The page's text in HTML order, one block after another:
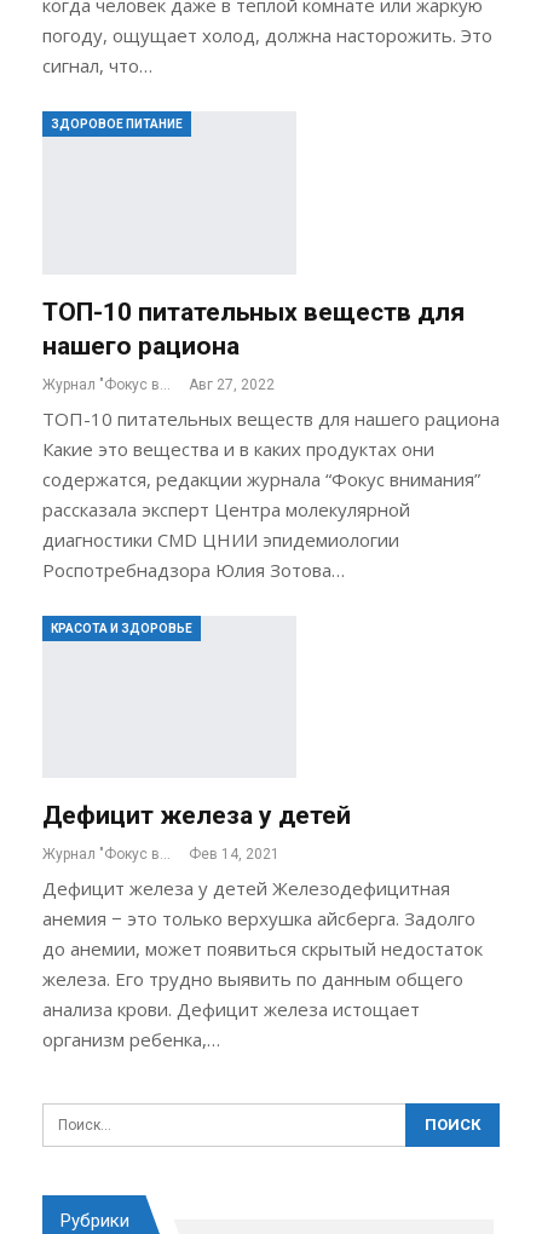
когда человек даже в теплой комнате или жаркую
погоду, ощущает холод, должна насторожить. Это
сигнал, что…
ЗДОРОВОЕ ПИТАНИЕ
ТОП-10 питательных веществ для
нашего рациона
Авг 27, 2022
ТОП-10 питательных веществ для нашего рациона
Какие это вещества и в каких продуктах они
содержатся, редакции журнала “Фокус внимания”
рассказала эксперт Центра молекулярной
диагностики CMD ЦНИИ эпидемиологии
Роспотребнадзора Юлия Зотова…
КРАСОТА И ЗДОРОВЬЕ
Дефицит железа у детей
Журнал "Фокус внимания" Фев 14, 2021
Дефицит железа у детей Железодефицитная
анемия − это только верхушка айсберга. Задолго
до анемии, может появиться скрытый недостаток
железа. Его трудно выявить по данным общего
анализа крови. Дефицит железа истощает
организм ребенка,…
Рубрики